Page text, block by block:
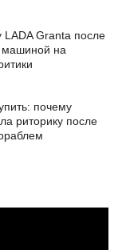
Granta после
машиной на
почему
риторику после